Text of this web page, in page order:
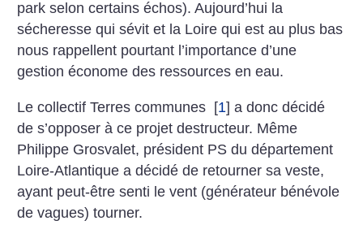
park selon certains échos). Aujourd’hui la
sécheresse qui sévit et la Loire qui est au plus bas
nous rappellent pourtant l’importance d’une
gestion économe des ressources en eau.
Le collectif Terres communes [1] a donc décidé
de s’opposer à ce projet destructeur. Même
Philippe Grosvalet, président PS du département
Loire-Atlantique a décidé de retourner sa veste,
ayant peut-être senti le vent (générateur bénévole
de vagues) tourner.